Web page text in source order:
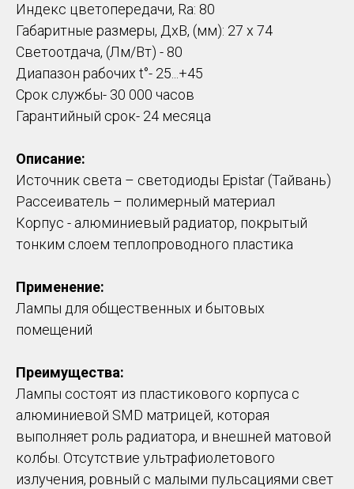
Индекс цветопередачи, Ra: 80
Габаритные размеры, ДхВ, (мм): 27 х 74
Светоотдача, (Лм/Вт) - 80
Диапазон рабочих t°- 25...+45
Срок службы- 30 000 часов
Гарантийный срок- 24 месяца
Описание:
Источник света – светодиоды Epistar (Тайвань)
Рассеиватель – полимерный материал
Корпус - алюминиевый радиатор, покрытый
тонким слоем теплопроводного пластика
Применение:
Лампы для общественных и бытовых
помещений
Преимущества:
Лампы состоят из пластикового корпуса с
алюминиевой SMD матрицей, которая
выполняет роль радиатора, и внешней матовой
колбы. Отсутствие ультрафиолетового
излучения, ровный с малыми пульсациями свет